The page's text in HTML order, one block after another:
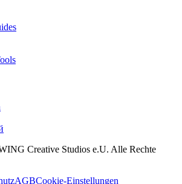
Creative Studios e.U. Alle Rechte
AGBCookie-Einstellungen